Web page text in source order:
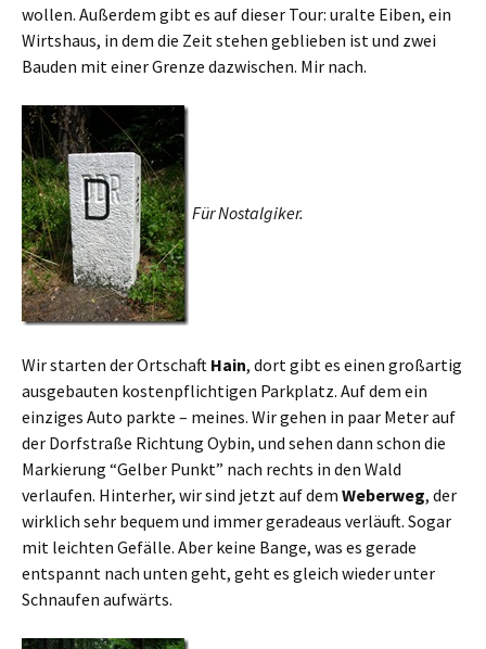
wollen. Außerdem gibt es auf dieser Tour: uralte Eiben, ein
Wirtshaus, in dem die Zeit stehen geblieben ist und zwei
Bauden mit einer Grenze dazwischen. Mir nach.
Für Nostalgiker.
Wir starten der Ortschaft Hain, dort gibt es einen großartig
ausgebauten kostenpflichtigen Parkplatz. Auf dem ein
einziges Auto parkte – meines. Wir gehen in paar Meter auf
der Dorfstraße Richtung Oybin, und sehen dann schon die
Markierung “Gelber Punkt” nach rechts in den Wald
verlaufen. Hinterher, wir sind jetzt auf dem Weberweg, der
wirklich sehr bequem und immer geradeaus verläuft. Sogar
mit leichten Gefälle. Aber keine Bange, was es gerade
entspannt nach unten geht, geht es gleich wieder unter
Schnaufen aufwärts.